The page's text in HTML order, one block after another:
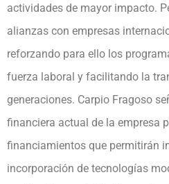
actividades de mayor impacto.
alianzas con empresas
reforzando para ello los
fuerza laboral y facilitando la
generaciones. Carpio Fragoso
financiera actual de la empresa
financiamientos que permitirán
incorporación de tecnologías